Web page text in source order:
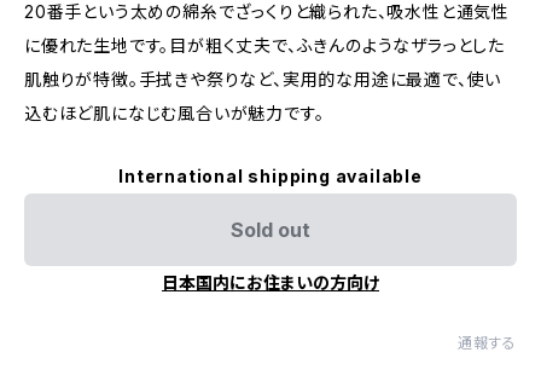
20番手という太めの綿糸でざっくりと織られた、吸水性と通気性
に優れた生地です。目が粗く丈夫で、ふきんのようなザラっとした
肌触りが特徴。手拭きや祭りなど、実用的な用途に最適で、使い
込むほど肌になじむ風合いが魅力です。
International shipping available
Sold out
日本国内にお住まいの方向け
通報する